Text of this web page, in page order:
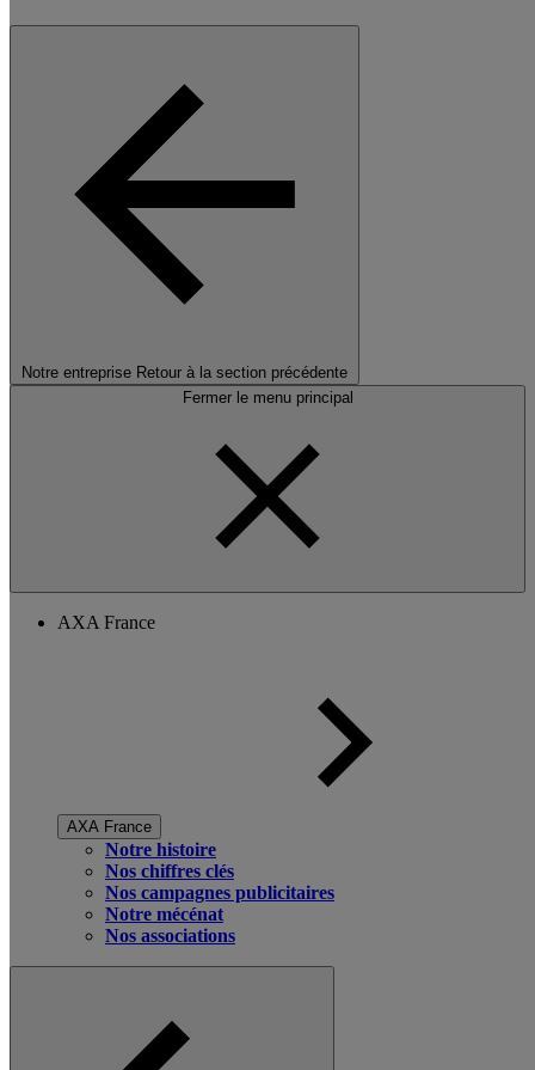
Notre entreprise Retour à la section précédente
Fermer le menu principal
AXA France
AXA France
Notre histoire
Nos chiffres clés
Nos campagnes publicitaires
Notre mécénat
Nos associations